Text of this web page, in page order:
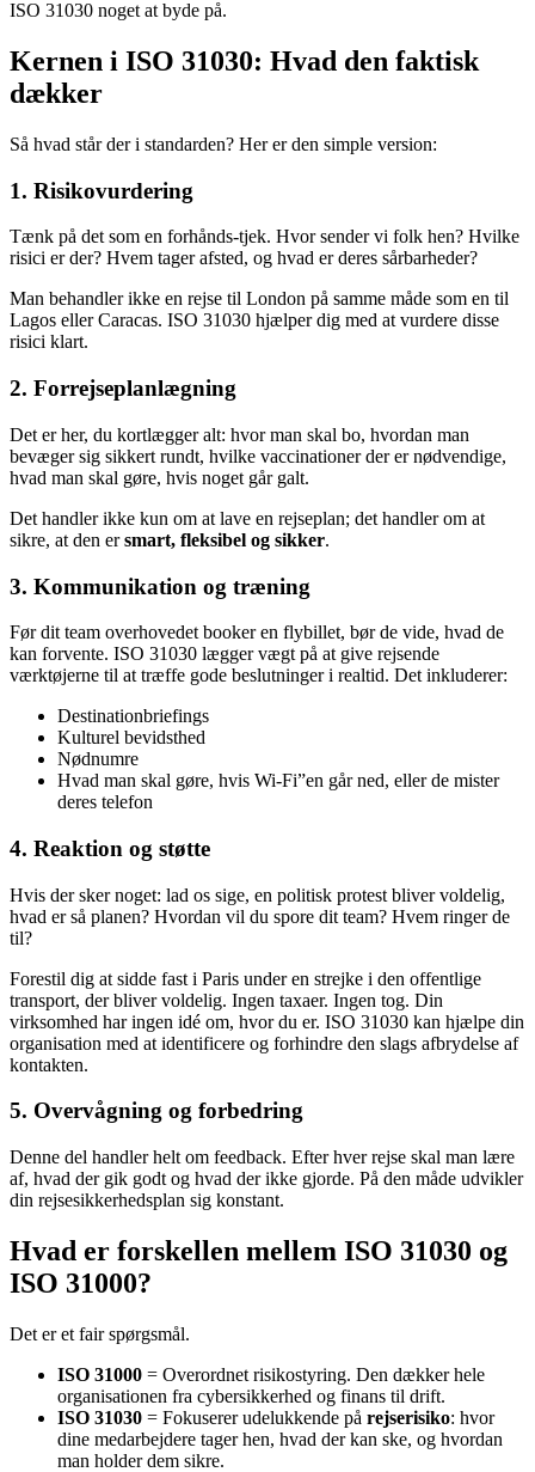
ISO 31030 noget at byde på.
Kernen i ISO 31030: Hvad den faktisk
dækker
Så hvad står der i standarden? Her er den simple version:
1. Risikovurdering
Tænk på det som en forhånds-tjek. Hvor sender vi folk hen? Hvilke
risici er der? Hvem tager afsted, og hvad er deres sårbarheder?
Man behandler ikke en rejse til London på samme måde som en til
Lagos eller Caracas. ISO 31030 hjælper dig med at vurdere disse
risici klart.
2. Forrejseplanlægning
Det er her, du kortlægger alt: hvor man skal bo, hvordan man
bevæger sig sikkert rundt, hvilke vaccinationer der er nødvendige,
hvad man skal gøre, hvis noget går galt.
Det handler ikke kun om at lave en rejseplan; det handler om at
sikre, at den ersmart, fleksibel og sikker.
3. Kommunikation og træning
Før dit team overhovedet booker en flybillet, bør de vide, hvad de
kan forvente. ISO 31030 lægger vægt på at give rejsende
værktøjerne til at træffe gode beslutninger i realtid. Det inkluderer:
Destinationbriefings
Kulturel bevidsthed
Nødnumre
Hvad man skal gøre, hvis Wi-Fi”en går ned, eller de mister
deres telefon
4. Reaktion og støtte
Hvis der sker noget: lad os sige, en politisk protest bliver voldelig,
hvad er så planen? Hvordan vil du spore dit team? Hvem ringer de
til?
Forestil dig at sidde fast i Paris under en strejke i den offentlige
transport, der bliver voldelig. Ingen taxaer. Ingen tog. Din
virksomhed har ingen idé om, hvor du er. ISO 31030 kan hjælpe din
organisation med at identificere og forhindre den slags afbrydelse af
kontakten.
5. Overvågning og forbedring
Denne del handler helt om feedback. Efter hver rejse skal man lære
af, hvad der gik godt og hvad der ikke gjorde. På den måde udvikler
din rejsesikkerhedsplan sig konstant.
Hvad er forskellen mellem ISO 31030 og
ISO 31000?
Det er et fair spørgsmål.
ISO 31000 = Overordnet risikostyring. Den dækker hele
organisationen fra cybersikkerhed og finans til drift.
ISO 31030 = Fokuserer udelukkende på rejserisiko: hvor
dine medarbejdere tager hen, hvad der kan ske, og hvordan
man holder dem sikre.